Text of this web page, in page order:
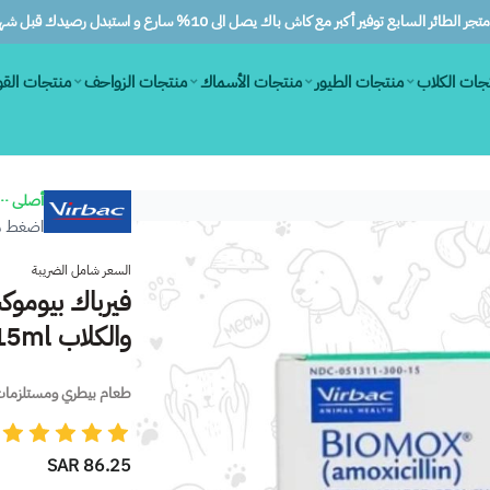
الطائر السابع توفير أكبر مع كاش باك يصل الى 10% سارع و استبدل رصيدك قبل شهرين
الكلاب منتجات الطيور منتجات الأسماك منتجات الزواحف منتجات
أصلى ١٠٠٪
اضغط
السعر شامل الضريبة
فيرباك
والكلاب 15ml
طعام بيطري
86.25 SAR